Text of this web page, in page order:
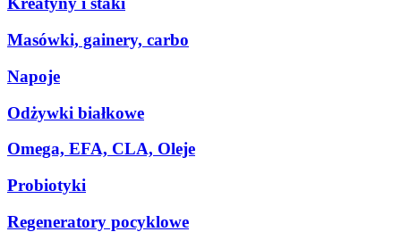
Masówki, gainery, carbo
Napoje
Odżywki białkowe
Omega, EFA, CLA, Oleje
Probiotyki
Regeneratory pocyklowe